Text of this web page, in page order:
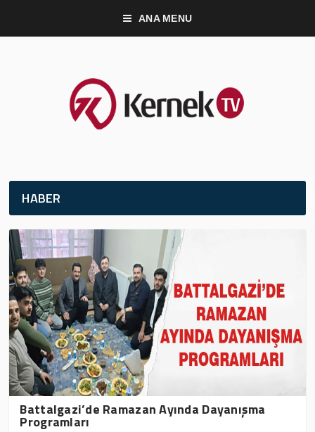
ANA MENU
HABER
Battalgazi’de Ramazan Ayında Dayanışma
Programları